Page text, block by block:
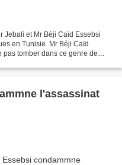
Jebali et Mr Béji Caïd Essebsi
en Tunisie. Mr Béji Caïd
pas tomber dans ce genre de
l'assassinat